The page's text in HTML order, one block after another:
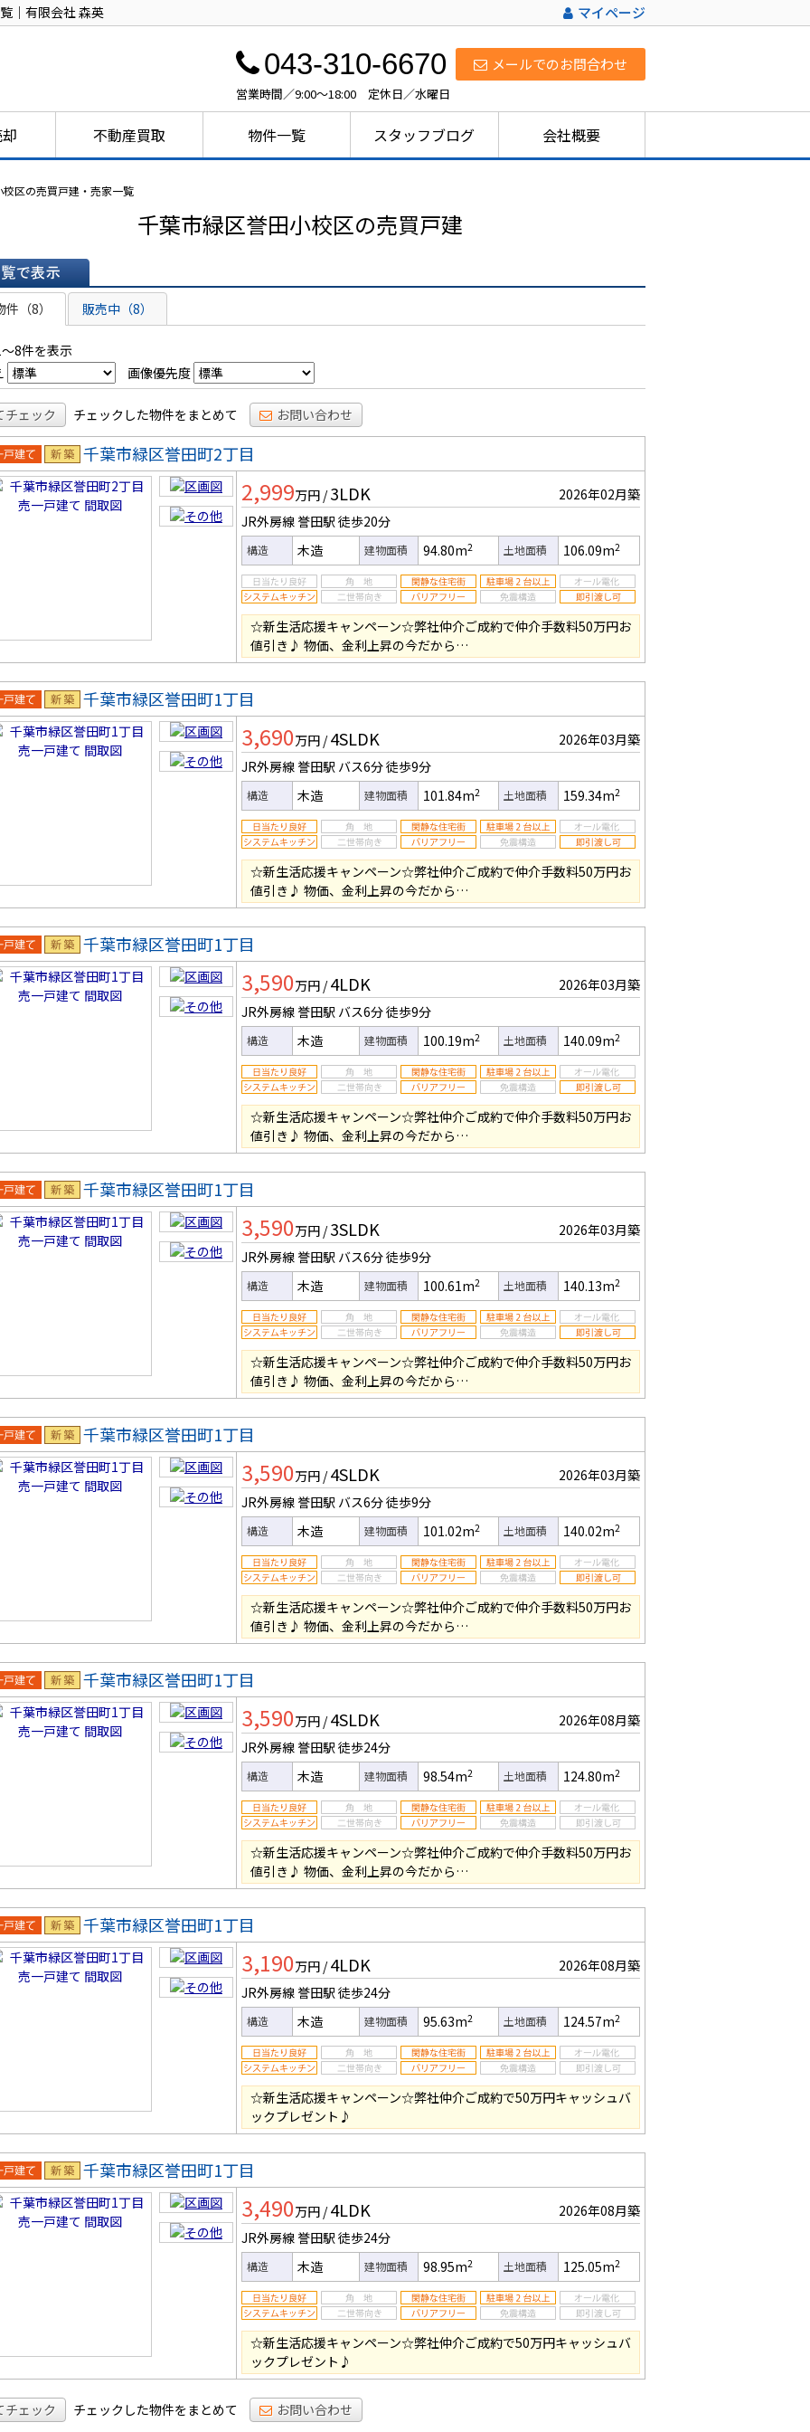
｜有限会社 森英 マイページ
メールでのお問合わせ
043-310-6670
営業時間／9:00～18:00 定休日／水曜日
不動産買取 物件一覧 スタッフブログ 会社概要
区の売買戸建・売家一覧
千葉市緑区誉田小校区の売買戸建
示
（8） 販売中（8）
8件を表示
画像優先度
チェック チェックした物件をまとめて お問い合わせ
戸建 新築
千葉市緑区誉田町2丁目
2,999万円 / 3LDK
2026年02月築
JR外房線 誉田駅 徒歩20分
構造 木造 建物面積 94.80m2 土地面積 106.09m2
☆新生活応援キャンペーン☆弊社仲介ご成約で仲介手数料50万円お
値引き♪ 物価、金利上昇の今だから…
戸建 新築
千葉市緑区誉田町1丁目
3,690万円 / 4SLDK
2026年03月築
JR外房線 誉田駅 バス6分徒歩9分
構造 木造 建物面積 101.84m2 土地面積 159.34m2
☆新生活応援キャンペーン☆弊社仲介ご成約で仲介手数料50万円お
値引き♪ 物価、金利上昇の今だから…
戸建 新築
千葉市緑区誉田町1丁目
3,590万円 / 4LDK
2026年03月築
JR外房線 誉田駅 バス6分徒歩9分
構造 木造 建物面積 100.19m2 土地面積 140.09m2
☆新生活応援キャンペーン☆弊社仲介ご成約で仲介手数料50万円お
値引き♪ 物価、金利上昇の今だから…
戸建 新築
千葉市緑区誉田町1丁目
3,590万円 / 3SLDK
2026年03月築
JR外房線 誉田駅 バス6分徒歩9分
構造 木造 建物面積 100.61m2 土地面積 140.13m2
☆新生活応援キャンペーン☆弊社仲介ご成約で仲介手数料50万円お
値引き♪ 物価、金利上昇の今だから…
戸建 新築
千葉市緑区誉田町1丁目
3,590万円 / 4SLDK
2026年03月築
JR外房線 誉田駅 バス6分徒歩9分
構造 木造 建物面積 101.02m2 土地面積 140.02m2
☆新生活応援キャンペーン☆弊社仲介ご成約で仲介手数料50万円お
値引き♪ 物価、金利上昇の今だから…
戸建 新築
千葉市緑区誉田町1丁目
3,590万円 / 4SLDK
2026年08月築
JR外房線 誉田駅 徒歩24分
構造 木造 建物面積 98.54m2 土地面積 124.80m2
☆新生活応援キャンペーン☆弊社仲介ご成約で仲介手数料50万円お
値引き♪ 物価、金利上昇の今だから…
戸建 新築
千葉市緑区誉田町1丁目
3,190万円 / 4LDK
2026年08月築
JR外房線 誉田駅 徒歩24分
構造 木造 建物面積 95.63m2 土地面積 124.57m2
☆新生活応援キャンペーン☆弊社仲介ご成約で50万円キャッシュバ
ックプレゼント♪
戸建 新築
千葉市緑区誉田町1丁目
3,490万円 / 4LDK
2026年08月築
JR外房線 誉田駅 徒歩24分
構造 木造 建物面積 98.95m2 土地面積 125.05m2
☆新生活応援キャンペーン☆弊社仲介ご成約で50万円キャッシュバ
ックプレゼント♪
チェック チェックした物件をまとめて お問い合わせ